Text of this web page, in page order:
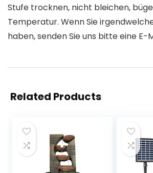
Stufe trocknen, nicht bleichen,
Temperatur. Wenn Sie
haben, senden Sie uns bitte eine E-
Related Products